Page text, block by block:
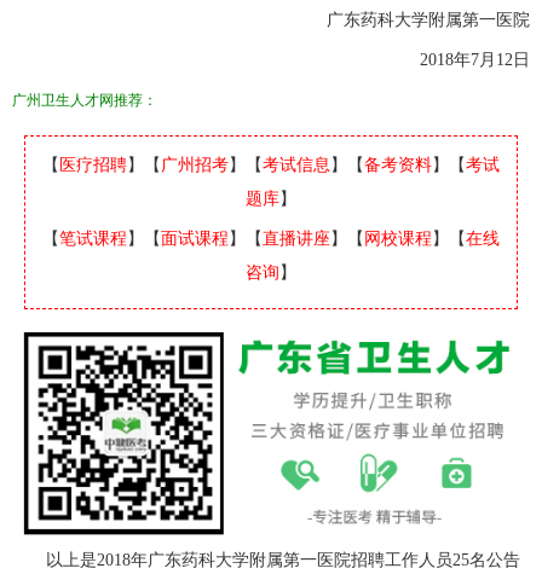
广东药科大学附属第一医院
2018年7月12日
广州卫生人才网推荐：
【 医疗招聘】【 广州招考】【考试信息 】【备考资料】【考试
题库】
【笔试课程 】【 面试课程 】【直播讲座 】【 网校课程 】【在线
咨询 】
以上是2018年广东药科大学附属第一医院招聘工作人员25名公告